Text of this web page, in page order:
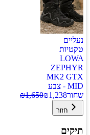
נעליים
טקטיות
LOWA
ZEPHYR
MK2 GTX
MID - צבע
שחור
₪1,238
₪1,650
חזור
תיקים